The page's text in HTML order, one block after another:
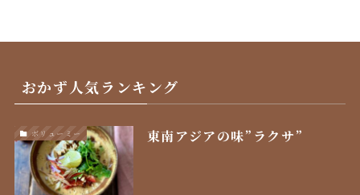
おかず人気ランキング
ボリューミー 東南アジアの味”ラクサ”